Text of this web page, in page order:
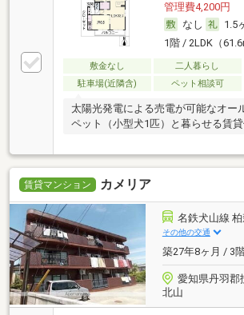
管理費4,200円
なし
1.5
1階 / 2LDK（
敷金なし 二人暮らし
駐車場(近隣含)
ペット相談可
太陽光発電による売電が可能なオ
ペット（小型犬1匹）と暮らせる賃
賃貸マンション カメリア
名鉄犬山線
その他の交通
築27年8ヶ月 / 3
愛知県丹羽郡
北山